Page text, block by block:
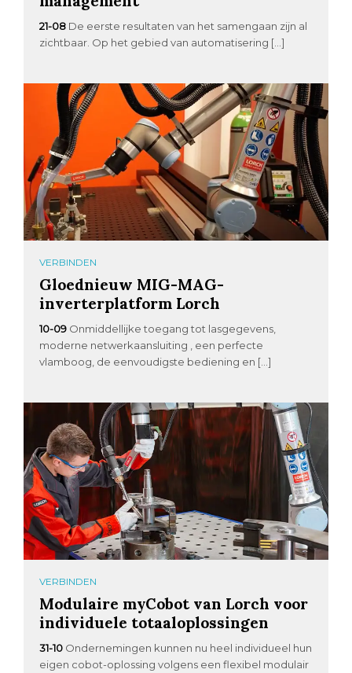
21-08 De eerste resultaten van het samengaan zijn al
zichtbaar. Op het gebied van automatisering […]
VERBINDEN
Gloednieuw MIG-MAG-
inverterplatform Lorch
10-09 Onmiddellijke toegang tot lasgegevens,
moderne netwerkaansluiting , een perfecte
vlamboog, de eenvoudigste bediening en […]
VERBINDEN
Modulaire myCobot van Lorch voor
individuele totaaloplossingen
31-10 Ondernemingen kunnen nu heel individueel hun
eigen cobot-oplossing volgens een flexibel modulair